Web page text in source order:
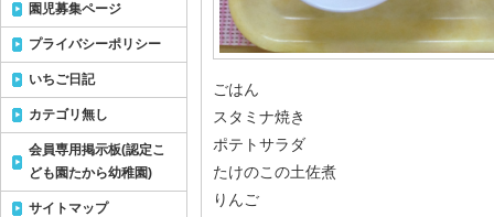
ごはん
スタミナ焼き
ポテトサラダ
たけのこの土佐煮
りんご
園児募集ページ
プライバシーポリシー
いちご日記
カテゴリ無し
会員専用掲示板(認定こ
ども園たから幼稚園)
サイトマップ